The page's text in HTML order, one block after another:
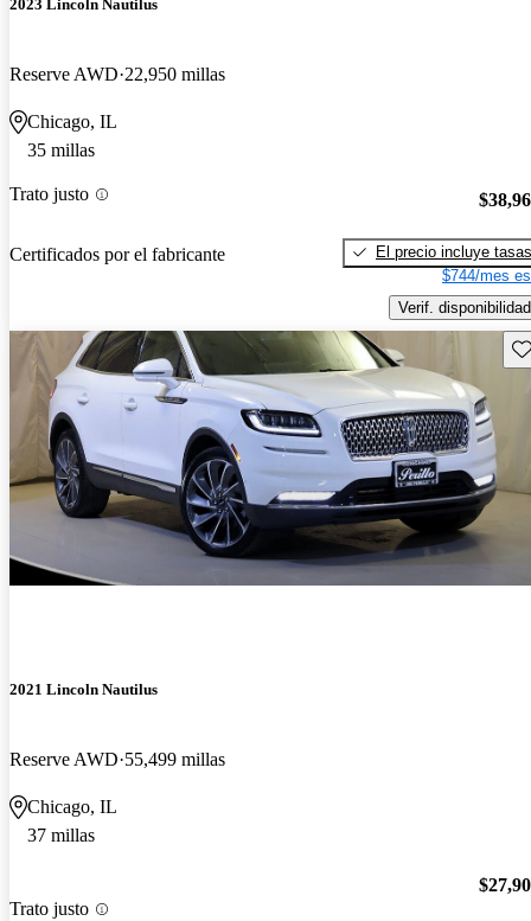
2023 Lincoln Nautilus
Reserve AWD 22,950 millas
Chicago, IL
35 millas
Trato justo
Certificados por el fabricante
El precio incluye tasas
$744/mes
Verif. disponibilidad
2021 Lincoln Nautilus
Reserve AWD 55,499 millas
Chicago, IL
37 millas
Trato justo